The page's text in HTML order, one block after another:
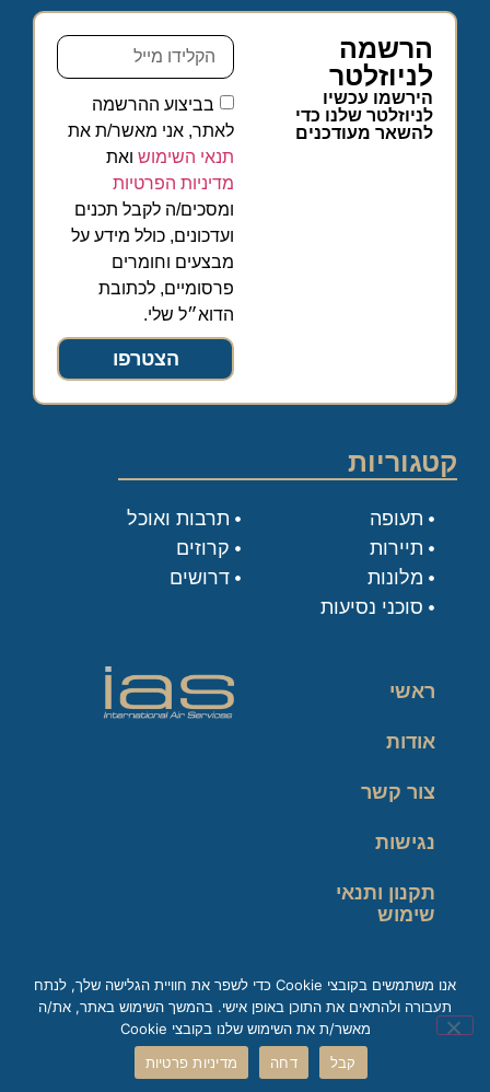
הרשמה
לניוזלטר
הירשמו עכשיו
לניוזלטר שלנו כדי
להשאר מעודכנים
בביצוע ההרשמה
לאתר, אני מאשר/ת את
תנאי השימוש ואת
מדיניות הפרטיות
ומסכים/ה לקבל תכנים
ועדכונים, כולל מידע על
מבצעים וחומרים
פרסומיים, לכתובת
הדוא״ל שלי.
הצטרפו
קטגוריות
תעופה
תיירות
מלונות
סוכני נסיעות
תרבות ואוכל
קרוזים
דרושים
ראשי
אודות
צור קשר
נגישות
תקנון ותנאי
שימוש
זכות עיון במידע
אנו משתמשים בקובצי Cookie כדי לשפר את חוויית הגלישה שלך, לנתח
תעבורה ולהתאים את התוכן באופן אישי. בהמשך השימוש באתר, את/ה
מאשר/ת את השימוש שלנו בקובצי Cookie
קבל
דחה מדיניות פרטיות